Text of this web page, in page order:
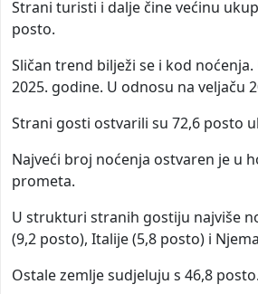
Strani turisti i dalje čine većinu
posto.
Sličan trend bilježi se i kod
2025. godine. U odnosu na veljaču
Strani gosti ostvarili su 72,6 posto
Najveći broj noćenja ostvaren je u
prometa.
U strukturi stranih gostiju najviše
(9,2 posto), Italije (5,8 posto) i
Ostale zemlje sudjeluju s 46,8 posto.